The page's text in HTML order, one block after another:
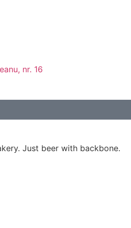
nr. 16
Just beer with backbone.